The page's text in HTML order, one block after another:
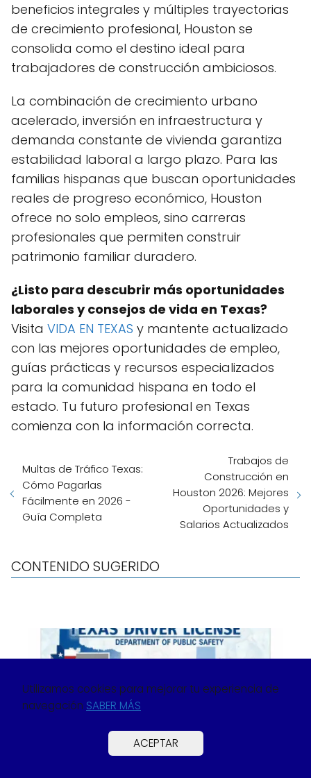
beneficios integrales y múltiples trayectorias
de crecimiento profesional, Houston se
consolida como el destino ideal para
trabajadores de construcción ambiciosos.
La combinación de crecimiento urbano
acelerado, inversión en infraestructura y
demanda constante de vivienda garantiza
estabilidad laboral a largo plazo. Para las
familias hispanas que buscan oportunidades
reales de progreso económico, Houston
ofrece no solo empleos, sino carreras
profesionales que permiten construir
patrimonio familiar duradero.
¿Listo para descubrir más oportunidades
laborales y consejos de vida en Texas?
Visita VIDA EN TEXAS y mantente actualizado
con las mejores oportunidades de empleo,
guías prácticas y recursos especializados
para la comunidad hispana en todo el
estado. Tu futuro profesional en Texas
comienza con la información correcta.
Multas de Tráfico Texas:
Cómo Pagarlas
Fácilmente en 2026 -
Guía Completa
Trabajos de
Construcción en
Houston 2026: Mejores
Oportunidades y
Salarios Actualizados
CONTENIDO SUGERIDO
Guía Práctica para Obtener tu
Utilizamos cookies para mejorar tu experiencia de
navegación SABER MÁS
ACEPTAR